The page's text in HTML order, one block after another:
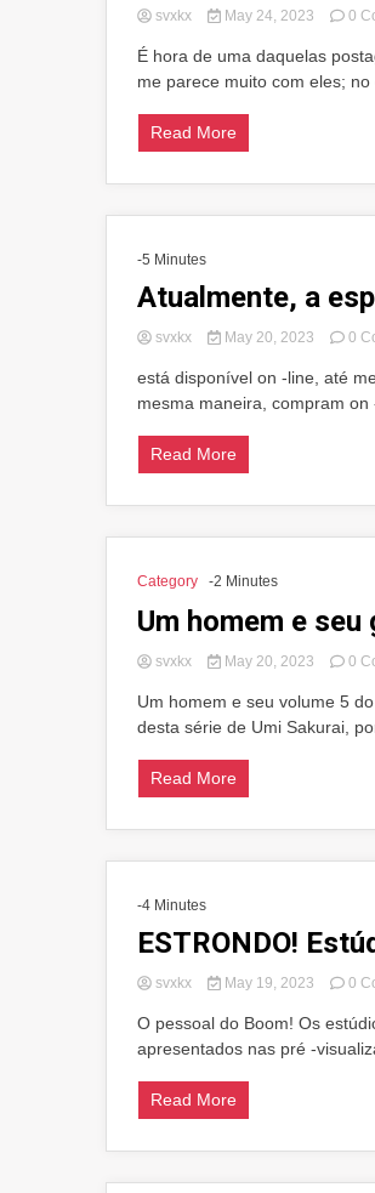
svxkx May 24, 2023 0
É hora de uma daquelas
me parece muito com eles; no
Read More
-5 Minutes
Atualmente, a
svxkx May 20, 2023 0
está disponível on -line, até
mesma maneira, compram on
Read More
Category -2 Minutes
Um homem e
svxkx May 20, 2023 0
Um homem e seu volume 5
desta série de Umi Sakurai,
Read More
-4 Minutes
ESTRONDO!
svxkx May 19, 2023 0
O pessoal do Boom! Os
apresentados nas pré -
Read More